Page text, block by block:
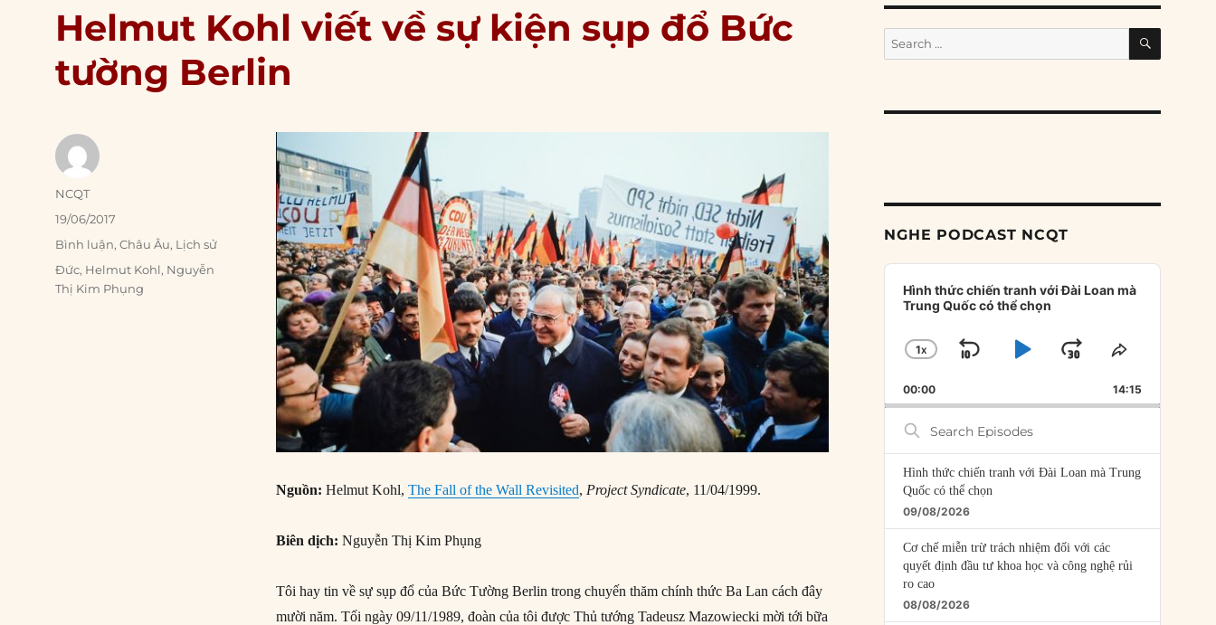
Helmut Kohl viết về sự kiện sụp đổ Bức
tường Berlin
Nguồn: Helmut Kohl,The Fall of the Wall Revisited, Project Syndicate, 11/04/1999.
Biên dịch:Nguyễn Thị Kim Phụng
Tôi hay tin về sự sụp đổ của Bức Tường Berlin trong chuyến thăm chính thức Ba Lan cách đây
mười năm. Tối ngày 09/11/1989, đoàn của tôi được Thủ tướng Tadeusz Mazowiecki mời tới bữa
Author
NCQT
Posted
on
19/06/2017
Categories
Bình luận,Châu Âu, Lịch sử
Tags
Đức, Helmut Kohl, Nguyễn
Thị Kim Phụng
Search
for:
SEARCH
NGHE PODCAST NCQT
Audio
Player
Hình thức chiến tranh với Đài Loan mà
Trung Quốc có thể chọn
CHANGE
RATE
1X
SKIP
BACKWARD
PLAYJUMP
FORWARD
SHARE
EPISODE
00:00 14:15
Search
Episodes
Hình thức chiến tranh với Đài Loan mà Trung
Quốc có thể chọn
09/08/2026
Cơ chế miễn trừ trách nhiệm đối với các
quyết định đầu tư khoa học và công nghệ rủi
ro cao
08/08/2026